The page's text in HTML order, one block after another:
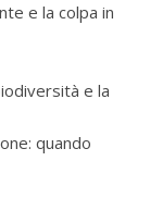
e la colpa in
e la
quando